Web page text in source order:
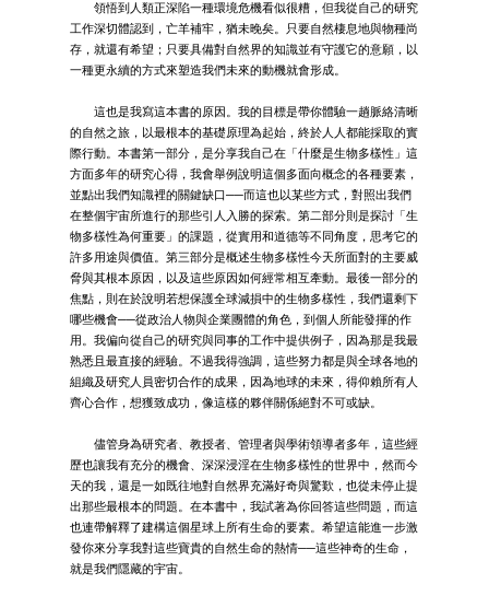
領悟到人類正深陷一種環境危機看似很糟，但我從自己的研究
工作深切體認到，亡羊補牢，猶未晚矣。只要自然棲息地與物種尚
存，就還有希望；只要具備對自然界的知識並有守護它的意願，以
一種更永續的方式來塑造我們未來的動機就會形成。
這也是我寫這本書的原因。我的目標是帶你體驗一趟脈絡清晰
的自然之旅，以最根本的基礎原理為起始，終於人人都能採取的實
際行動。本書第一部分，是分享我自己在「什麼是生物多樣性」這
方面多年的研究心得，我會舉例說明這個多面向概念的各種要素，
並點出我們知識裡的關鍵缺口──而這也以某些方式，對照出我們
在整個宇宙所進行的那些引人入勝的探索。第二部分則是探討「生
物多樣性為何重要」的課題，從實用和道德等不同角度，思考它的
許多用途與價值。第三部分是概述生物多樣性今天所面對的主要威
脅與其根本原因，以及這些原因如何經常相互牽動。最後一部分的
焦點，則在於說明若想保護全球減損中的生物多樣性，我們還剩下
哪些機會──從政治人物與企業團體的角色，到個人所能發揮的作
用。我偏向從自己的研究與同事的工作中提供例子，因為那是我最
熟悉且最直接的經驗。不過我得強調，這些努力都是與全球各地的
組織及研究人員密切合作的成果，因為地球的未來，得仰賴所有人
齊心合作，想獲致成功，像這樣的夥伴關係絕對不可或缺。
儘管身為研究者、教授者、管理者與學術領導者多年，這些經
歷也讓我有充分的機會、深深浸淫在生物多樣性的世界中，然而今
天的我，還是一如既往地對自然界充滿好奇與驚歎，也從未停止提
出那些最根本的問題。在本書中，我試著為你回答這些問題，而這
也連帶解釋了建構這個星球上所有生命的要素。希望這能進一步激
發你來分享我對這些寶貴的自然生命的熱情──這些神奇的生命，
就是我們隱藏的宇宙。